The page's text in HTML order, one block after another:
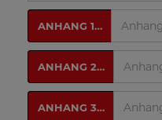
ANHANG 1…
ANHANG 2…
ANHANG 3…